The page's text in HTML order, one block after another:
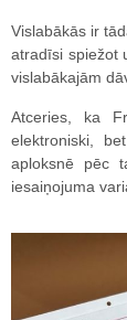
Vislabākās ir
atradīsi spiežot
vislabākajām
Atceries, ka
elektroniski,
aploksnē pēc
iesaiņojuma